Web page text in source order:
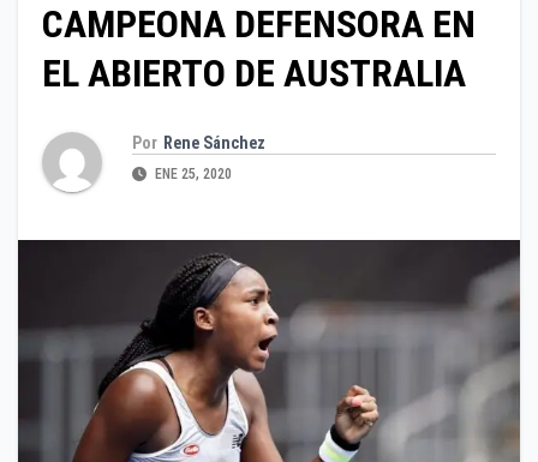
CAMPEONA DEFENSORA EN
EL ABIERTO DE AUSTRALIA
Por Rene Sánchez
ENE 25, 2020